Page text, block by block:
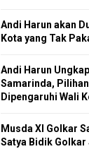
Andi Harun akan
Kota yang Tak
Andi Harun
Samarinda,
Dipengaruhi Wali
Musda XI Golkar
Satya Bidik Golkar